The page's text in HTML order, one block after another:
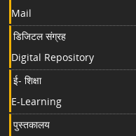
Mail
डिजिटल संग्रह
Digital Repository
ई- शिक्षा
E-Learning
पुस्तकालय